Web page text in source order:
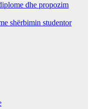
dhe propozim
shërbimin studentor